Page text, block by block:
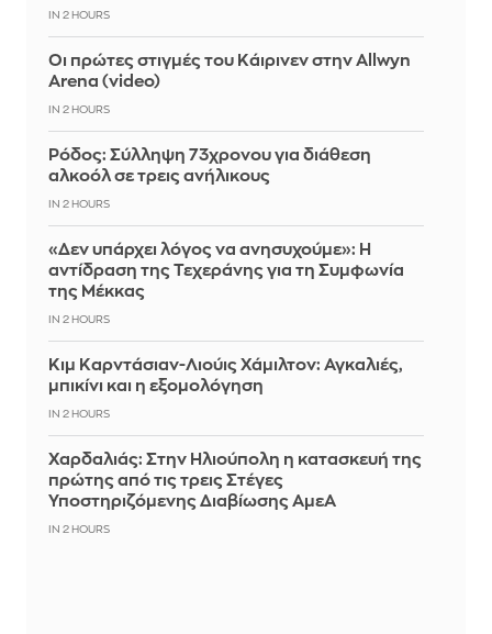
IN 2 HOURS
Οι πρώτες στιγμές του Κάιρινεν στην Allwyn
Arena (video)
IN 2 HOURS
Ρόδος: Σύλληψη 73χρονου για διάθεση
αλκοόλ σε τρεις ανήλικους
IN 2 HOURS
«Δεν υπάρχει λόγος να ανησυχούμε»: Η
αντίδραση της Τεχεράνης για τη Συμφωνία
της Μέκκας
IN 2 HOURS
Κιμ Καρντάσιαν-Λιούις Χάμιλτον: Αγκαλιές,
μπικίνι και η εξομολόγηση
IN 2 HOURS
Χαρδαλιάς: Στην Ηλιούπολη η κατασκευή της
πρώτης από τις τρεις Στέγες
Υποστηριζόμενης Διαβίωσης ΑμεΑ
IN 2 HOURS